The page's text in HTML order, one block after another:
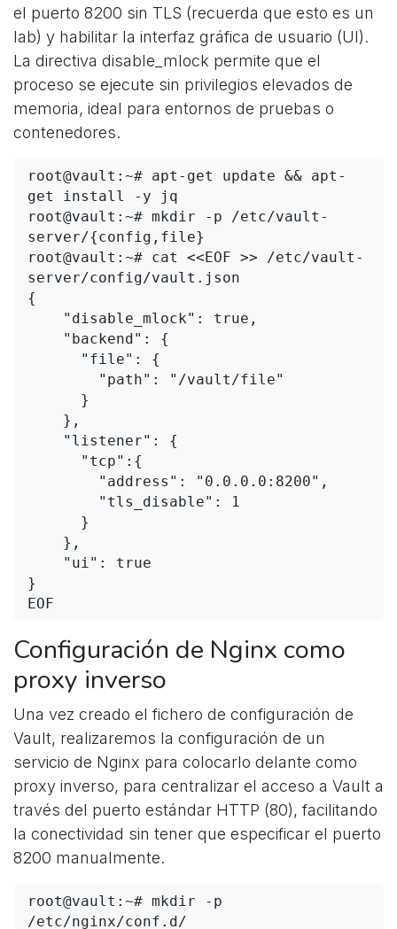
el puerto 8200 sin TLS (recuerda que esto es un
lab) y habilitar la interfaz gráfica de usuario (UI).
La directiva disable_mlock permite que el
proceso se ejecute sin privilegios elevados de
memoria, ideal para entornos de pruebas o
contenedores.
root@vault:~# apt-get update && apt-
get install -y jq
root@vault:~# mkdir -p /etc/vault-
server/{config,file}
root@vault:~# cat <<EOF >> /etc/vault-
server/config/vault.json
{
}
EOF
Configuración de Nginx como
proxy inverso
Una vez creado el fichero de configuración de
Vault, realizaremos la configuración de un
servicio de Nginx para colocarlo delante como
proxy inverso, para centralizar el acceso a Vault a
través del puerto estándar HTTP (80), facilitando
la conectividad sin tener que especificar el puerto
8200 manualmente.
root@vault:~# mkdir -p
/etc/nginx/conf.d/